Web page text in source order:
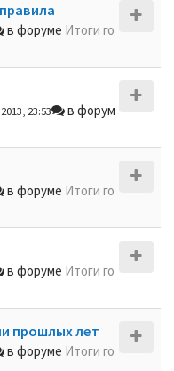
в форуме Итоги го
23:53
в форум
в форуме Итоги го
в форуме Итоги го
прошлых лет
в форуме Итоги го